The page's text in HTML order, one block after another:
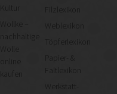
Kultur
Wollke –
nachhaltige
kaufen
Filzlexikon
Weblexikon
Töpferlexikon
Papier- &
Faltlexikon
Werkstatt-